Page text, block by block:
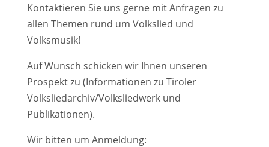
Kontaktieren Sie uns gerne mit Anfragen zu
allen Themen rund um Volkslied und
Volksmusik!
Auf Wunsch schicken wir Ihnen unseren
Prospekt zu (Informationen zu Tiroler
Volksliedarchiv/Volksliedwerk und
Publikationen).
Wir bitten um Anmeldung: